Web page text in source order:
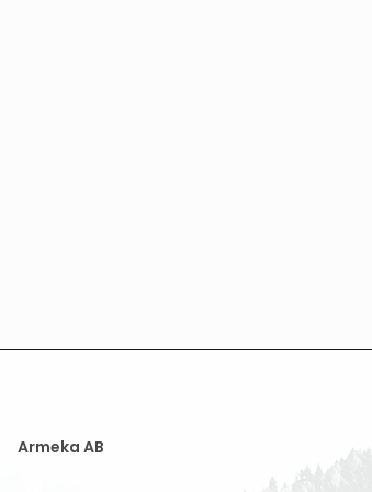
Armeka AB